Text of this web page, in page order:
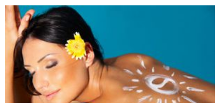
თბილისის მერია ინფორმაციას
ავრცელებს
21:30 / 07-08-2026
თბილისში, ლოზუნგით
ახვლედიანის რჩევები